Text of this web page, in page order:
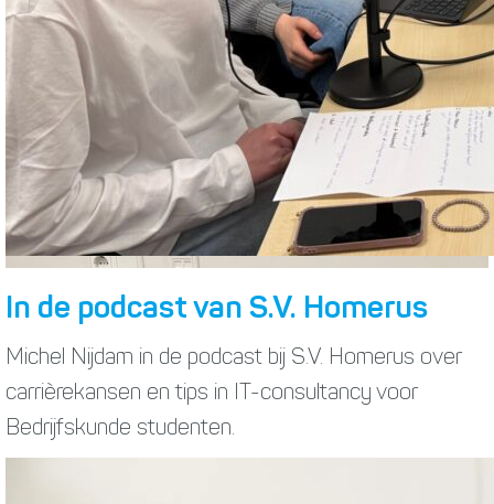
In de podcast van S.V. Homerus
Michel Nijdam in de podcast bij S.V. Homerus over
carrièrekansen en tips in IT-consultancy voor
Bedrijfskunde studenten.